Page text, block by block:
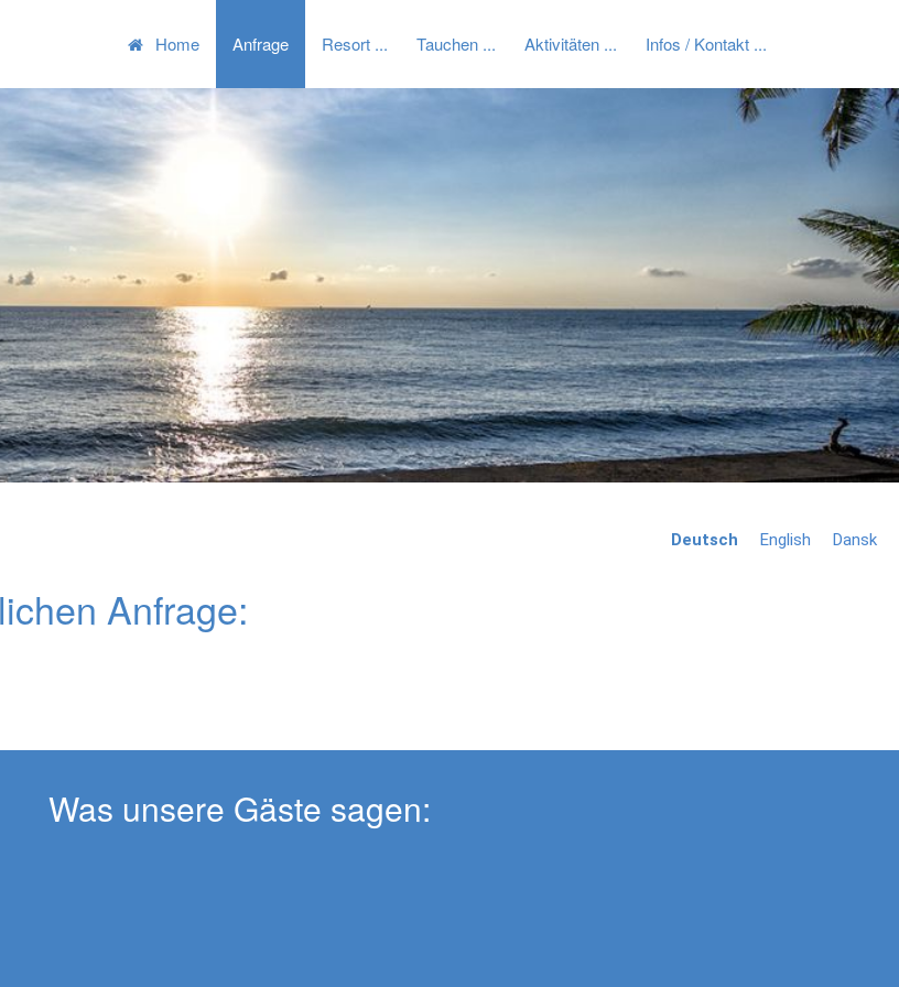
Home Anfrage Resort Tauchen Aktivitäten Infos / Kontakt
Deutsch English Dansk
Anfrage:
Was unsere Gäste sagen: